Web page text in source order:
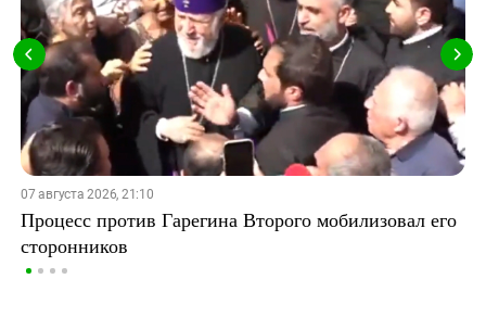
07 августа 2026, 21:10
Процесс против Гарегина Второго мобилизовал его
сторонников